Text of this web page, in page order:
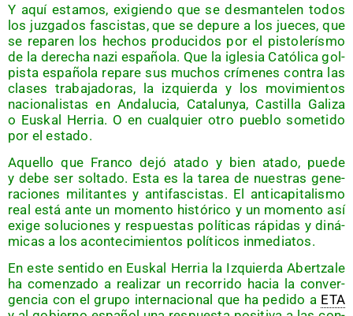
Y aquí esta­mos, exi­gien­do que se des­man­te­len todos
los juz­ga­dos fas­cis­tas, que se depu­re a los jue­ces, que
se repa­ren los hechos pro­du­ci­dos por el pis­to­le­rís­mo
de la dere­cha nazi espa­ño­la. Que la igle­sia Cató­li­ca gol­
pis­ta espa­ño­la repa­re sus muchos crí­me­nes con­tra las
cla­ses tra­ba­ja­do­ras, la izquier­da y los movi­mien­tos
nacio­na­lis­tas en Anda­lu­cia, Cata­lun­ya, Cas­ti­lla Gali­za
o Eus­kal Herria. O en cual­quier otro pue­blo some­ti­do
por el estado.
Aque­llo que Fran­co dejó ata­do y bien ata­do, pue­de
y debe ser sol­ta­do. Esta es la tarea de nues­tras gene­
ra­cio­nes mili­tan­tes y anti­fas­cis­tas. El anti­ca­pi­ta­lis­mo
real está ante un momen­to his­tó­ri­co y un momen­to así
exi­ge solu­cio­nes y res­pues­tas polí­ti­cas rápi­das y diná­
mi­cas a los acon­te­ci­mien­tos polí­ti­cos inmediatos.
En este sen­ti­do en Eus­kal Herria la Izquier­da Aber­tza­le
ha comen­za­do a rea­li­zar un reco­rri­do hacia la con­ver­
gen­cia con el gru­po inter­na­cio­nal que ha pedi­do a ETA